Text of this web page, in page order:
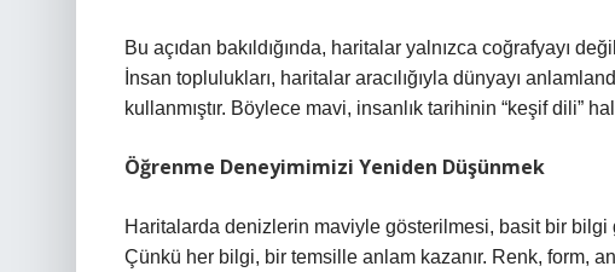
Bu açıdan bakıldığında, haritalar yalnızca coğrafyayı
İnsan toplulukları, haritalar aracılığıyla dünyayı
kullanmıştır. Böylece mavi, insanlık tarihinin “keşif dili”
Öğrenme Deneyimimizi Yeniden Düşünmek
Haritalarda denizlerin maviyle gösterilmesi, basit bir bilgi
Çünkü her bilgi, bir temsille anlam kazanır. Renk, form,